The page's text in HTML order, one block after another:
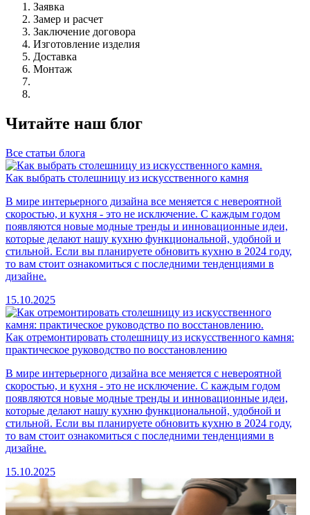
Заявка
Замер и расчет
Заключение договора
Изготовление изделия
Доставка
Монтаж
Читайте наш блог
Все статьи блога
Как выбрать столешницу из искусственного камня
В мире интерьерного дизайна все меняется с невероятной
скоростью, и кухня - это не исключение. С каждым годом
появляются новые модные тренды и инновационные идеи,
которые делают нашу кухню функциональной, удобной и
стильной. Если вы планируете обновить кухню в 2024 году,
то вам стоит ознакомиться с последними тенденциями в
дизайне.
15.10.2025
Как отремонтировать столешницу из искусственного камня:
практическое руководство по восстановлению
В мире интерьерного дизайна все меняется с невероятной
скоростью, и кухня - это не исключение. С каждым годом
появляются новые модные тренды и инновационные идеи,
которые делают нашу кухню функциональной, удобной и
стильной. Если вы планируете обновить кухню в 2024 году,
то вам стоит ознакомиться с последними тенденциями в
дизайне.
15.10.2025